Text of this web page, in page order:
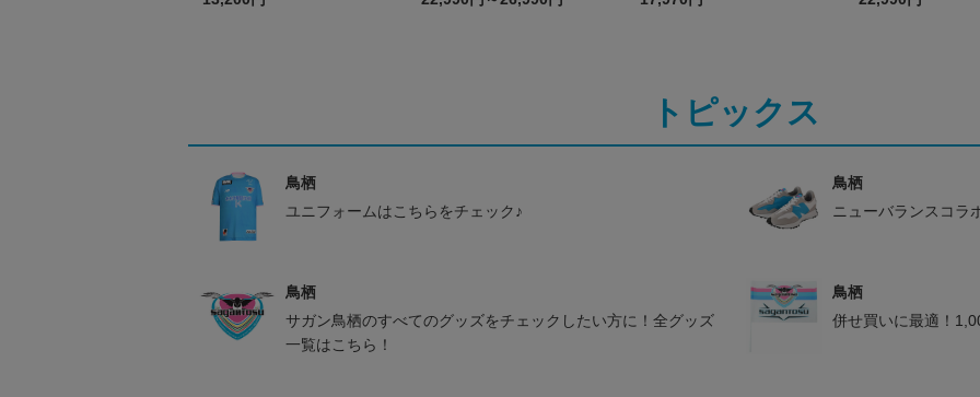
トピックス
鳥栖
ユニフォームはこちらをチェック♪
鳥栖
ニューバランスコラ
鳥栖
サガン鳥栖のすべてのグッズをチェックしたい方に！全グッズ
一覧はこちら！
鳥栖
併せ買いに最適！